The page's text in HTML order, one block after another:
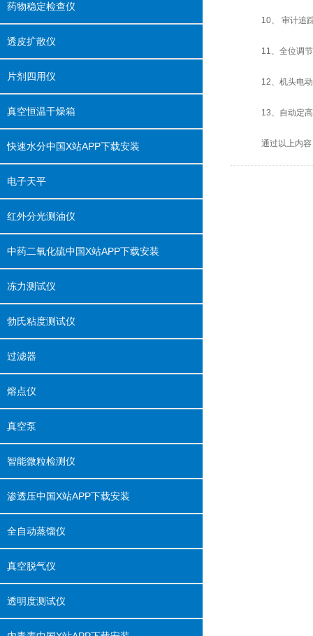
药物稳定检查仪
透皮扩散仪
片剂四用仪
真空恒温干燥箱
快速水分中国X站APP下载安装
电子天平
红外分光测油仪
中药二氧化硫中国X站APP下载安装
冻力测试仪
勃氏粘度测试仪
过滤器
熔点仪
真空泵
智能微粒检测仪
渗透压中国X站APP下载安装
全自动蒸馏仪
真空脱气仪
透明度测试仪
10、 审计追
11、全位调
12、机头电
13、自动定
通过以上内容